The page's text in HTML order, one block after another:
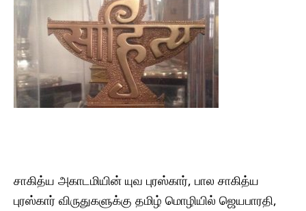
சாகித்ய அகாடமியின் யுவ புரஸ்கார், பால சாகித்ய
புரஸ்கார் விருதுகளுக்கு தமிழ் மொழியில் ஜெயபாரதி,